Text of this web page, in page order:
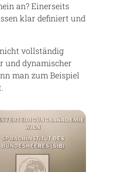
an? Einerseits
klar definiert und
vollständig
und dynamischer
man zum Beispiel